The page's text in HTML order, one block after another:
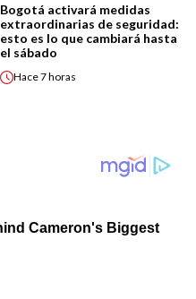
Bogotá activará medidas
extraordinarias de seguridad:
esto es lo que cambiará hasta
el sábado
Hace7 horas